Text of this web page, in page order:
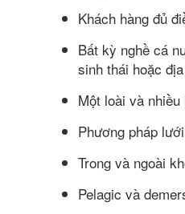
Khách hàng đủ
Bất kỳ nghề cá
sinh thái hoặc
Một loài và nhiều
Phương pháp
Trong và ngoài
Pelagic và